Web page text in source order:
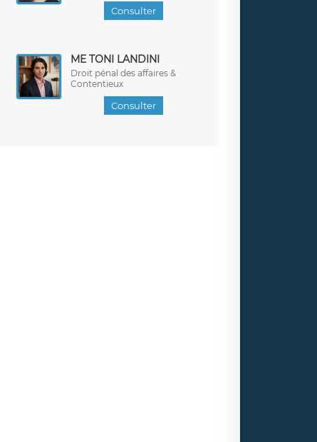
Consulter
ME TONI LANDINI
Droit pénal des affaires &
Contentieux
Consulter